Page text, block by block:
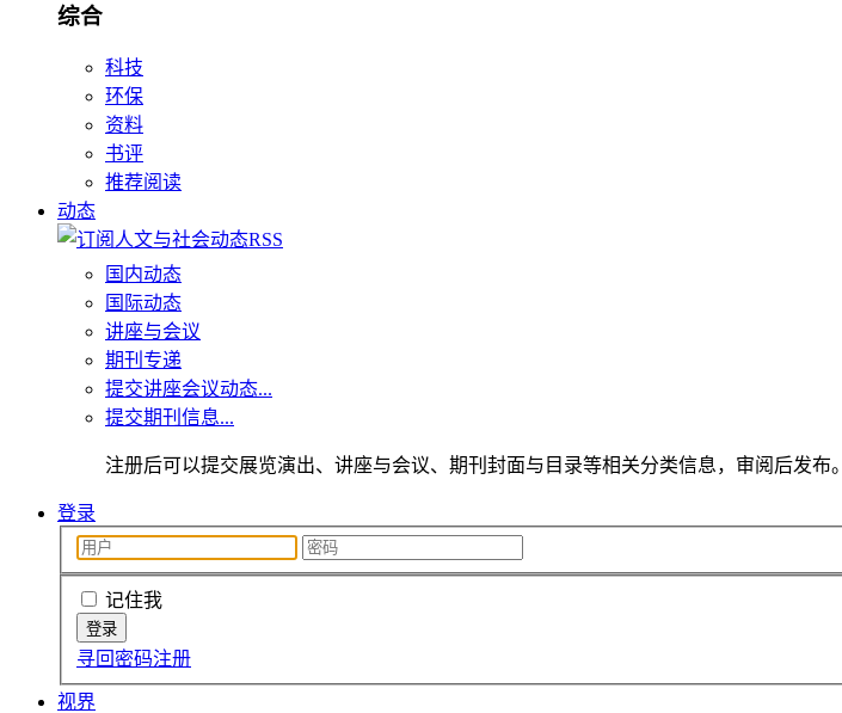
综合
科技
环保
资料
书评
推荐阅读
动态
国内动态
国际动态
讲座与会议
期刊专递
提交讲座会议动态...
提交期刊信息...
注册后可以提交展览演出、讲座与会议、期刊封面与目录等相关分类信息，审阅后发布。
登录
记住我
寻回密码注册
视界